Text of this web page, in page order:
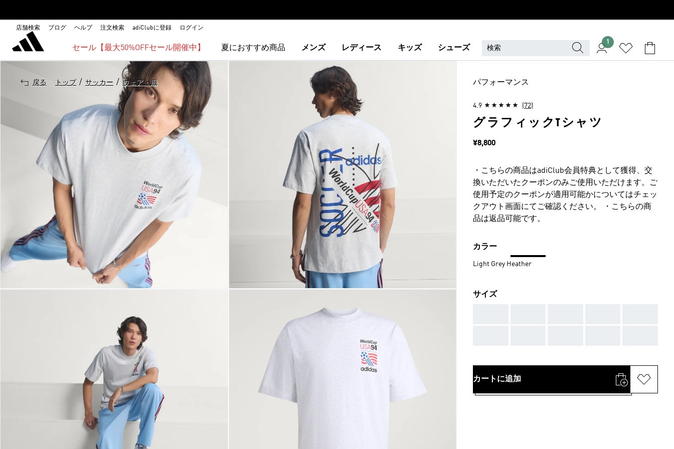
店舗検索 ブログ ヘルプ 注文検索 adiClubに登録 ログイン
セール【最大50%OFFセール開催中】 夏におすすめ商品 メンズ レディース キッズ シューズ
1
戻る トップ / サッカー / ウェア・服 パフォーマンス
4.9 (72)
グラフィックTシャツ
価格
¥8,800
・こちらの商品はadiClub会員特典として獲得、交
換いただいたクーポンのみご使用いただけます。ご
使用予定のクーポンが適用可能かについてはチェッ
クアウト画面にてご確認ください。 ・こちらの商
品は返品可能です。
カラー
Light Grey Heather
サイズ
カートに追加